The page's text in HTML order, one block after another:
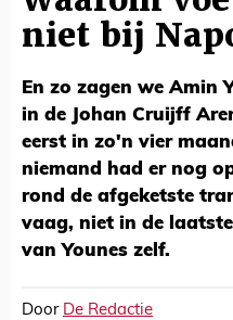
niet bij
En zo zagen we Amin
in de Johan Cruijff
eerst in zo'n vier
niemand had er nog
rond de afgeketste
vaag, niet in de
van Younes zelf.
Door De Redactie